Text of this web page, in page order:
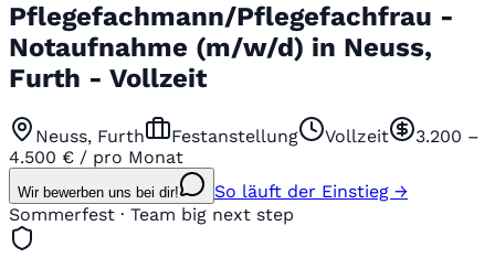
Pflegefachmann/Pflegefachfrau -
Notaufnahme (m/w/d) in Neuss,
Furth - Vollzeit
Neuss, Furth Festanstellung Vollzeit
3.200 –
4.500 € / pro Monat
Wir bewerben uns bei dir!
So läuft der Einstieg →
Sommerfest · Team big next step